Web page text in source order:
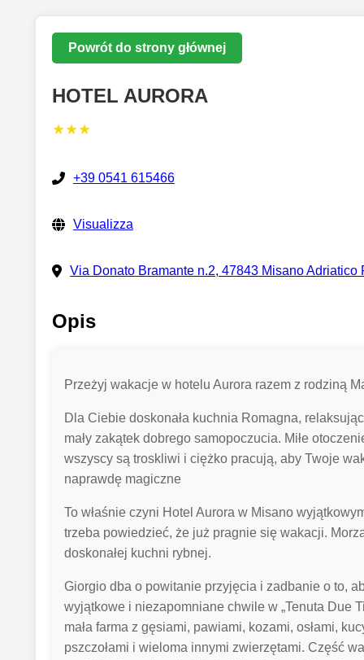
Powrót do strony głównej
HOTEL AURORA
★★★
+39 0541 615466
Visualizza
Via Donato Bramante n.2, 47843 Misano Adriatico
Opis
Przeżyj wakacje w hotelu Aurora razem z rodziną
Dla Ciebie doskonała kuchnia Romagna,
mały zakątek dobrego samopoczucia. Miłe
wszyscy są troskliwi i ciężko pracują, aby Twoje
naprawdę magiczne
To właśnie czyni Hotel Aurora w Misano
trzeba powiedzieć, że już pragnie się wakacji.
doskonałej kuchni rybnej.
Giorgio dba o powitanie przyjęcia i zadbanie o to,
wyjątkowe i niezapomniane chwile w „Tenuta Due
mała farma z gęsiami, pawiami, kozami, osłami,
pszczołami i wieloma innymi zwierzętami. Część